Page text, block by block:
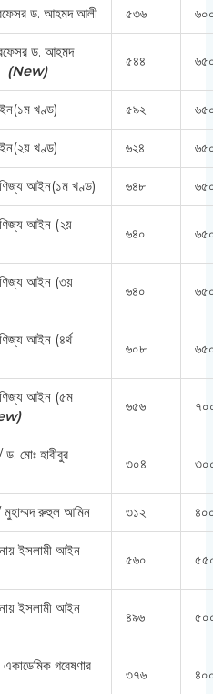
ড. আহমদ আলী ৫৩৬
ড. আহমদ
(New)
৫৪৪
খণ্ড) ৫৯২
খণ্ড) ৬২৪
আইন(১ম খণ্ড) ৬৪৮
আইন (২য়
৬৪০
আইন (৩য়
৬৪০
আইন (৪র্থ
৬০৮
আইন (৫ম
৬৫৬
মোঃ হাবীবুর
৩০৪
রুহুল আমিন ৩১২
ইসলামী আইন
৫৬০
ইসলামী আইন
৪৯৬
গবেষণার
৩৭৬